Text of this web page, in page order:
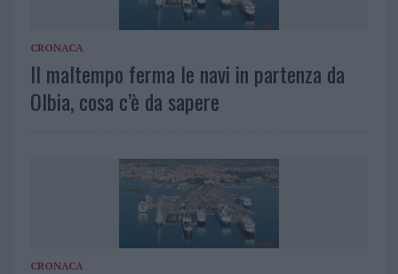
CRONACA
Il maltempo ferma le navi in partenza da
Olbia, cosa c’è da sapere
CRONACA